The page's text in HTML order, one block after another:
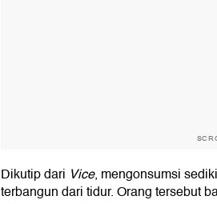
Dikutip dari Vice, mengonsumsi
terbangun dari tidur. Orang tersebut